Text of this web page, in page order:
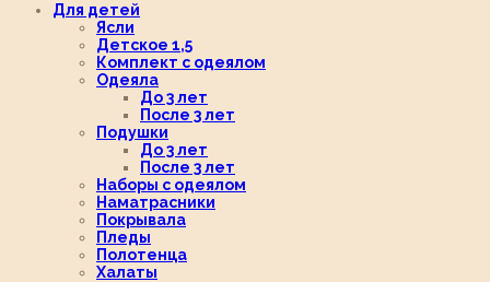
Для детей
Ясли
Детское 1,5
Комплект с одеялом
Одеяла
До 3 лет
После 3 лет
Подушки
До 3 лет
После 3 лет
Наборы с одеялом
Наматрасники
Покрывала
Пледы
Полотенца
Халаты